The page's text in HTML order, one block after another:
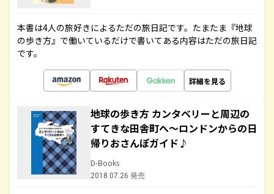
本書は4人の旅好きによるただの旅日記です。たまたま『地球
の歩き方』で働いているだけで書いてある内容はただの旅日記
です。
詳細を見る
地球の歩き方 カンタベリーと周辺の
すてきな田舎町へ～ロンドンからの日
帰りおさんぽガイド♪
D-Books
2018.07.26 発売